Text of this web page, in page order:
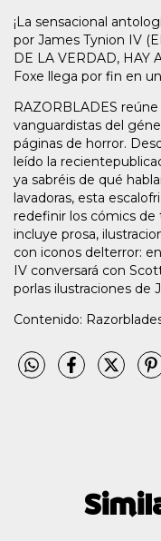
¡La sensacional
por James Tynion IV
DE LA VERDAD, HAY
Foxe llega por fin en
RAZORBLADES
vanguardistas del
páginas de horror.
leído la
ya sabréis de qué
lavadoras, esta
redefinir los cómics de
incluye prosa,
con iconos delterror:
IV conversará con
porlas ilustraciones de
Contenido: